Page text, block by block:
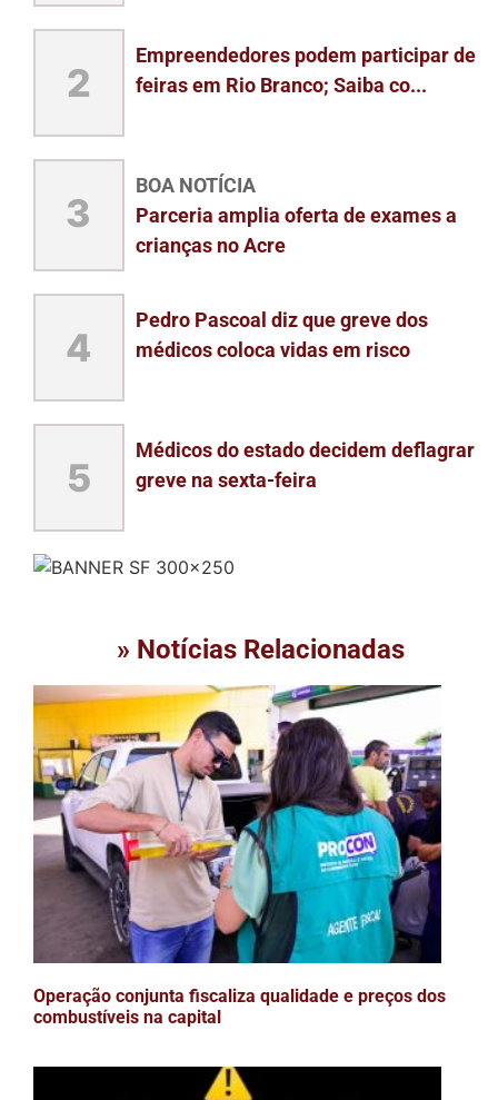
2
Empreendedores podem participar de
feiras em Rio Branco; Saiba co...
3
BOA NOTÍCIA
Parceria amplia oferta de exames a
crianças no Acre
4
Pedro Pascoal diz que greve dos
médicos coloca vidas em risco
5
Médicos do estado decidem deflagrar
greve na sexta-feira
» Notícias Relacionadas
Operação conjunta fiscaliza qualidade e preços dos
combustíveis na capital